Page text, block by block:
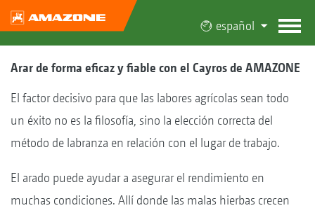
español
Arar de forma eficaz y fiable con el Cayros de AMAZONE
El factor decisivo para que las labores agrícolas sean todo
un éxito no es la filosofía, sino la elección correcta del
método de labranza en relación con el lugar de trabajo.
El arado puede ayudar a asegurar el rendimiento en
muchas condiciones. Allí donde las malas hierbas crecen